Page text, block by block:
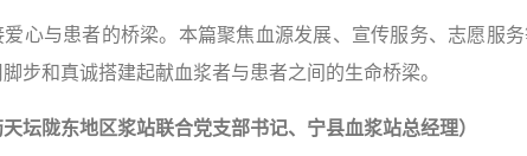
爱心与患者的桥梁。本篇聚焦血源发展、宣传服务、志愿
步和真诚搭建起献血浆者与患者之间的生命桥梁。
坛陇东地区浆站联合党支部书记、宁县血浆站总经理）